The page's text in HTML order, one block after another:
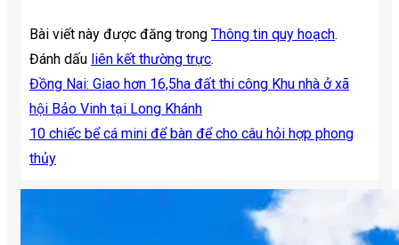
Bài viết này được đăng trong Thông tin quy hoạch.
Đánh dấu liên kết thường trực.
Đồng Nai: Giao hơn 16,5ha đất thi công Khu nhà ở xã
hội Bảo Vinh tại Long Khánh
10 chiếc bể cá mini để bàn để cho câu hỏi hợp phong
thủy